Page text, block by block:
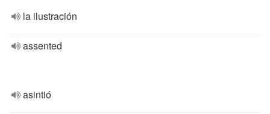
la ilustración
assented
asintió